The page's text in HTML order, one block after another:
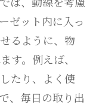
ゼット内に入っ
るように、物
す。例えば、
たり、よく使
、毎日の取り出